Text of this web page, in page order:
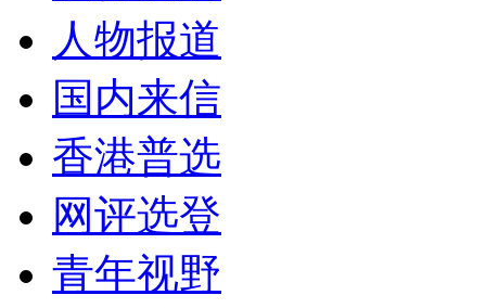
人物报道
国内来信
香港普选
网评选登
青年视野